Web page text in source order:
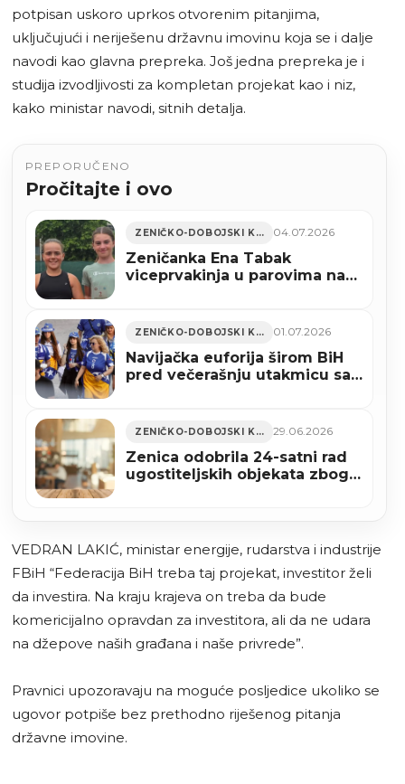
potpisan uskoro uprkos otvorenim pitanjima,
uključujući i neriješenu državnu imovinu koja se i dalje
navodi kao glavna prepreka. Još jedna prepreka je i
studija izvodljivosti za kompletan projekat kao i niz,
kako ministar navodi, sitnih detalja.
PREPORUČENO
Pročitajte i ovo
ZENIČKO-DOBOJSKI KANTON 04.07.2026
Zeničanka Ena Tabak
viceprvakinja u parovima na
ZENIČKO-DOBOJSKI KANTON 01.07.2026
Navijačka euforija širom BiH
pred večerašnju utakmicu sa
ZENIČKO-DOBOJSKI KANTON 29.06.2026
Zenica odobrila 24-satni rad
ugostiteljskih objekata zbog
VEDRAN LAKIĆ, ministar energije, rudarstva i industrije
FBiH “Federacija BiH treba taj projekat, investitor želi
da investira. Na kraju krajeva on treba da bude
komericijalno opravdan za investitora, ali da ne udara
na džepove naših građana i naše privrede”.
Pravnici upozoravaju na moguće posljedice ukoliko se
ugovor potpiše bez prethodno riješenog pitanja
državne imovine.